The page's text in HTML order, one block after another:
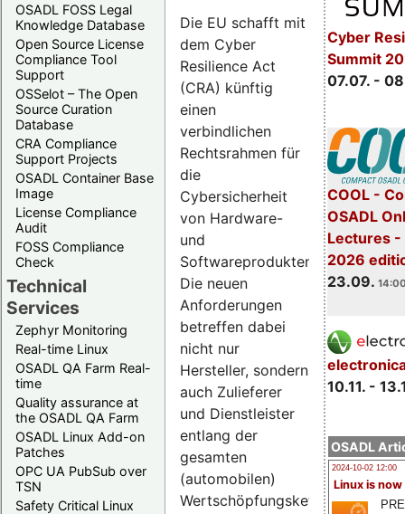
OSADL FOSS Legal
Knowledge Database
Open Source License
Compliance Tool
Support
OSSelot – The Open
Source Curation
Database
CRA Compliance
Support Projects
OSADL Container Base
Image
License Compliance
Audit
FOSS Compliance
Check
Technical
Services
Zephyr Monitoring
Real-time Linux
OSADL QA Farm Real-
time
Quality assurance at
the OSADL QA Farm
OSADL Linux Add-on
Patches
OPC UA PubSub over
TSN
Safety Critical Linux
Cyber
Summit
07.07. -
COOL -
OSADL
Lectures -
2026
23.09.
10.11. -
OSADL
2024-10-02 12:00
Linux is now
Die EU schafft mit
dem Cyber
Resilience Act
(CRA) künftig
einen
verbindlichen
Rechtsrahmen für
die
Cybersicherheit
von Hardware-
und
Softwareprodukten.
Die neuen
Anforderungen
betreffen dabei
nicht nur
Hersteller, sondern
auch Zulieferer
und Dienstleister
entlang der
gesamten
(automobilen)
Wertschöpfungskette.